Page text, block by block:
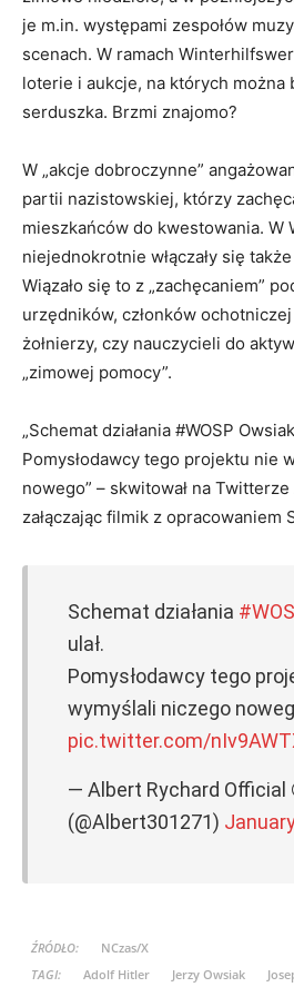
je m.in. występami zespołów
scenach. W ramach
loterie i aukcje, na których można
serduszka. Brzmi znajomo?
W „akcje dobroczynne”
partii nazistowskiej, którzy
mieszkańców do kwestowania. W
niejednokrotnie włączały się
Wiązało się to z „zachęcaniem”
urzędników, członków
żołnierzy, czy nauczycieli do
„zimowej pomocy”.
„Schemat działania #WOSP
Pomysłodawcy tego projektu nie
nowego” – skwitował na
załączając filmik z opracowaniem
Schemat działania
ulał.
Pomysłodawcy tego
wymyślali niczego
pic.twitter.com/
— Albert Rychard Official
(@Albert301271)
ŹRÓDŁO:
NCzas/X
TAGI:
Adolf Hitler Jerzy Owsiak